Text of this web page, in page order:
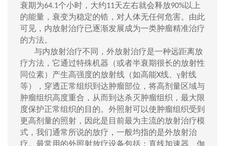
衰期为64.1个小时， 大约11天左右就会释放90%以上
的能量， 衰变为稳定的锆，对人体无任何危害。 由此
可见， 内放射治疗已逐渐发展成为一类肿瘤精准治疗
的方法。
与内放射治疗不同，外放射治疗是一种远距离放
疗方法，它通过特殊机器（或者半衰期很长的放射性
同位素） 产生高强度的放射线 （如高能X线 γ射线
等）
， 穿透正常组织到达肿瘤部位，将高剂量区域与
肿瘤组织高度重合，从而到达杀灭肿瘤组织，最大限
度保护正常组织的目的。外照射可以使肿瘤组织受到
更高剂量的照射 ， 因此是目前最为主流的放射治疗模
式，我们通常所说的放疗，一般均指的是外放射治
疗。 最常用 的外照射放疗设备包括：直线加速器、伽